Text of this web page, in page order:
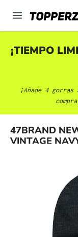
principal
¡TIEMPO
¡Añade 4
47BRAND
VINTAGE
Omitir galería de